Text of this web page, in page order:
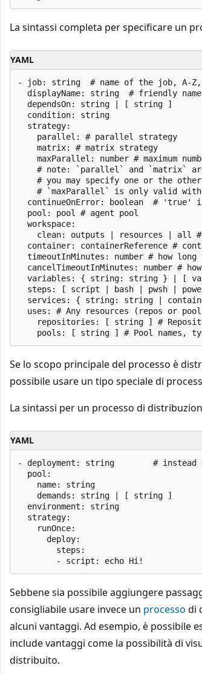
La sintassi completa per specificare un
YAML
- job: string  # name of the job, A-Z,
displayName: string  # friendly
  dependsOn: string | [ string ]
  condition: string
  strategy:
    parallel: # parallel strategy
    matrix: # matrix strategy
maxParallel: number # maximum
# note: `parallel` and `matrix`
# you may specify one or the
# `maxParallel` is only valid
continueOnError: boolean  # 'true'
  pool: pool # agent pool
  workspace:
clean: outputs | resources | all
container: containerReference #
timeoutInMinutes: number # how
cancelTimeoutInMinutes: number #
variables: { string: string } | [
steps: [ script | bash | pwsh |
services: { string: string |
uses: # Any resources (repos or
repositories: [ string ] #
Se lo scopo principale del processo è
possibile usare un tipo speciale di
La sintassi per un processo di
YAML
- deployment: string        # instead of
  pool:
    name: string
    demands: string | [ string ]
  environment: string
  strategy:
    runOnce:
      deploy:
        steps:
Sebbene sia possibile aggiungere
consigliabile usare invece un processo di
alcuni vantaggi. Ad esempio, è possibile
include vantaggi come la possibilità di
distribuito.